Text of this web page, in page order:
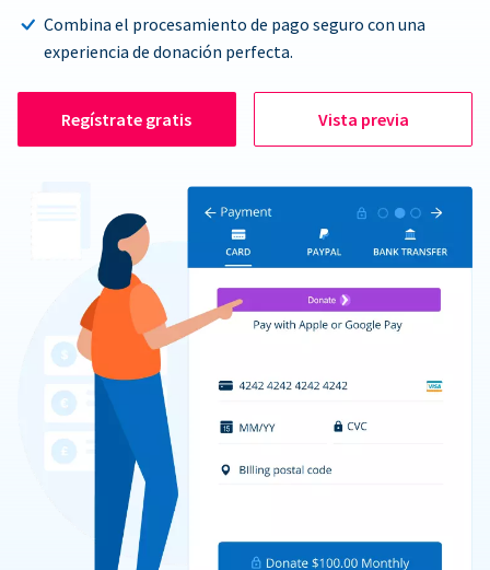
Combina el procesamiento de pago seguro con una
experiencia de donación perfecta.
Regístrate gratis Vista previa